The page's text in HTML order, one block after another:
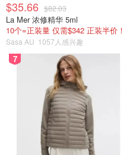
$35.66 $82.03
La Mer 浓修精华 5ml
10个=正装量 仅需$342 正装半价！
Sasa AU 1057人感兴趣
7